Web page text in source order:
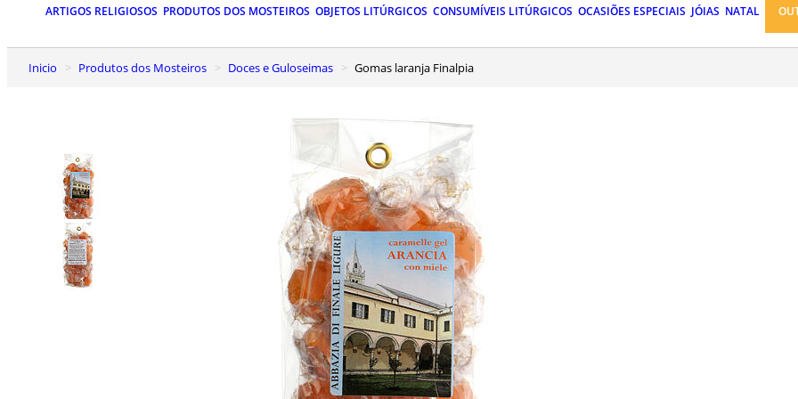
ARTIGOS RELIGIOSOS PRODUTOS DOS MOSTEIROS OBJETOS LITÚRGICOS CONSUMÍVEIS LITÚRGICOS OCASIÕES ESPECIAIS JÓIAS NATAL
Inicio Produtos dos Mosteiros Doces e Guloseimas Gomas laranja Finalpia